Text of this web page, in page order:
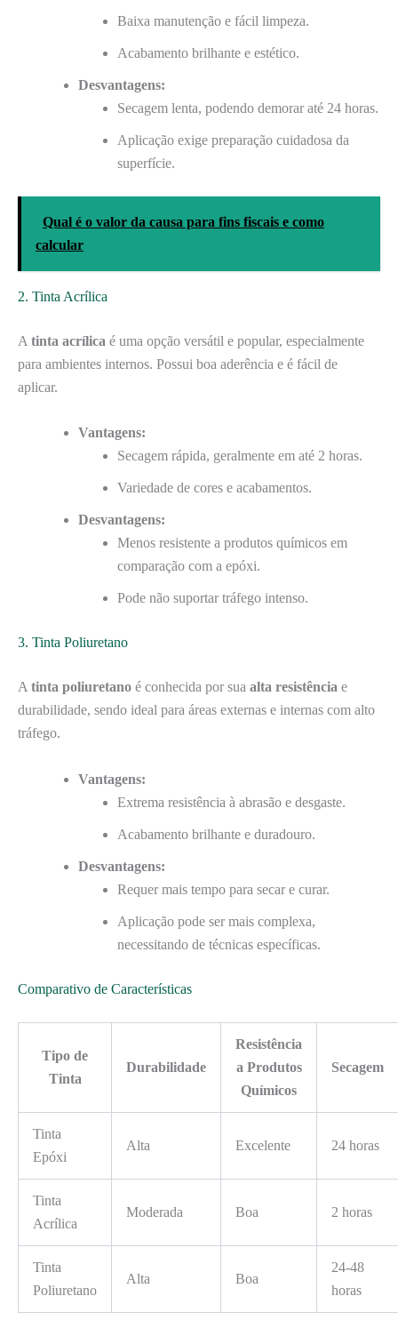
Baixa manutenção e fácil limpeza.
Acabamento brilhante e estético.
Desvantagens:
Secagem lenta, podendo demorar até 24 horas.
Aplicação exige preparação cuidadosa da
superfície.
Qual é o valor da causa para fins fiscais e como
calcular
2. Tinta Acrílica
A tinta acrílica é uma opção versátil e popular, especialmente
para ambientes internos. Possui boa aderência e é fácil de
aplicar.
Vantagens:
Secagem rápida, geralmente em até 2 horas.
Variedade de cores e acabamentos.
Desvantagens:
Menos resistente a produtos químicos em
comparação com a epóxi.
Pode não suportar tráfego intenso.
3. Tinta Poliuretano
A tinta poliuretano é conhecida por sua alta resistência e
durabilidade, sendo ideal para áreas externas e internas com alto
tráfego.
Vantagens:
Extrema resistência à abrasão e desgaste.
Acabamento brilhante e duradouro.
Desvantagens:
Requer mais tempo para secar e curar.
Aplicação pode ser mais complexa,
necessitando de técnicas específicas.
Comparativo de Características
Tipo de
Tinta
Durabilidade
Resistência
a Produtos
Químicos
Secagem
Tinta
Epóxi
Alta Excelente 24 horas
Tinta
Acrílica
Moderada Boa 2 horas
Tinta
Poliuretano
Alta Boa
24-48
horas